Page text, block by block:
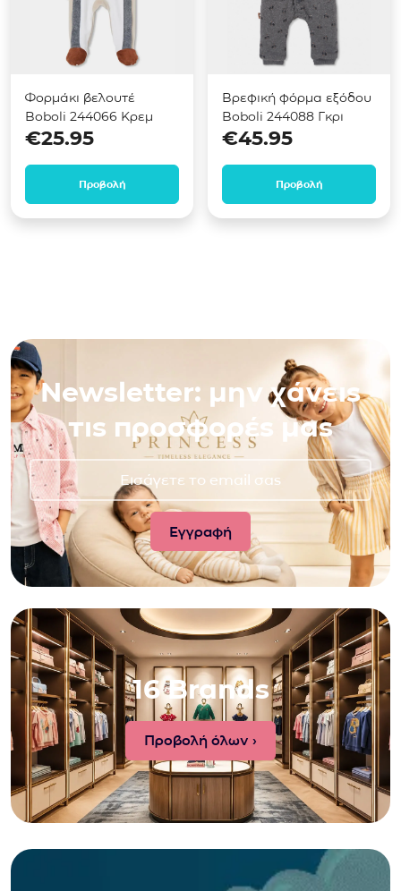
Φορμάκι βελουτέ
Boboli 244066 Κρεμ
€25.95
Προβολή
Βρεφική φόρμα εξόδου
Boboli 244088 Γκρι
€45.95
Προβολή
Newsletter: μην χάνεις
τις προσφορές μας
16 Brands
Προβολή όλων ›